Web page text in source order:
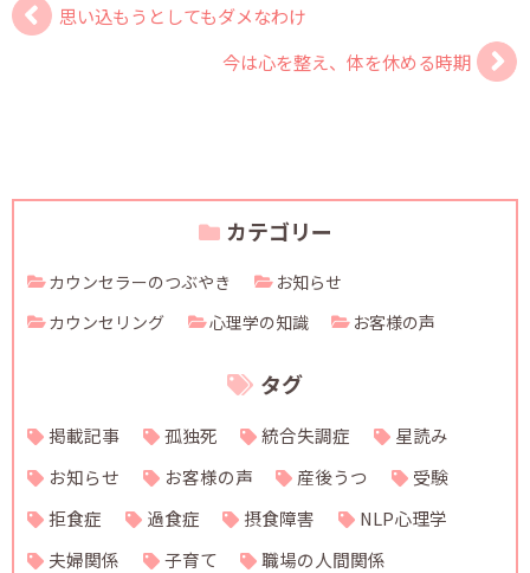
思い込もうとしてもダメなわけ
今は心を整え、体を休める時期
カテゴリー
カウンセラーのつぶやき
お知らせ
カウンセリング
心理学の知識 お客様の声
タグ
掲載記事 孤独死 統合失調症
星読み
お知らせ
お客様の声 産後うつ
受験
拒食症
過食症 摂食障害
NLP心理学
夫婦関係
子育て
職場の人間関係